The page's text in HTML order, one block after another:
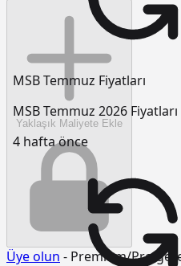
MSB Temmuz Fiyatları
MSB Temmuz 2026
4 hafta önce
Yaklaşık Maliyete Ekle
Üye olun - Premium/Pro